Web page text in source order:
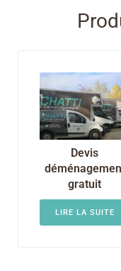
Devis
gratuit
LIRE LA SUITE